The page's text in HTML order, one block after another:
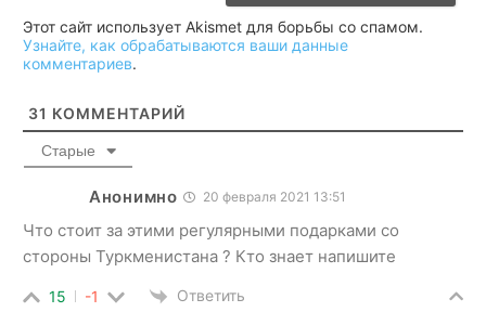
Этот сайт использует Akismet для борьбы со спамом.
Узнайте, как обрабатываются ваши данные
комментариев.
31 КОММЕНТАРИЙ
Старые
Анонимно 20 февраля 2021 13:51
Что стоит за этими регулярными подарками со
стороны Туркменистана ? Кто знает напишите
15 -1 Ответить